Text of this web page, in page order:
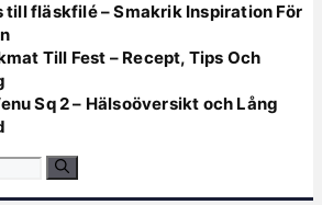
till fläskfilé – Smakrik Inspiration För
Till Fest – Recept, Tips Och
Sq 2 – Hälsoöversikt och Lång